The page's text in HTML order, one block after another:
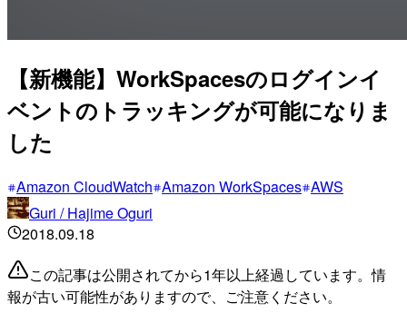
【新機能】WorkSpacesのログインイ
ベントのトラッキングが可能になりま
した
Amazon CloudWatch Amazon WorkSpaces AWS
Guri / Hajime Oguri
2018.09.18
この記事は公開されてから1年以上経過しています。情
報が古い可能性がありますので、ご注意ください。